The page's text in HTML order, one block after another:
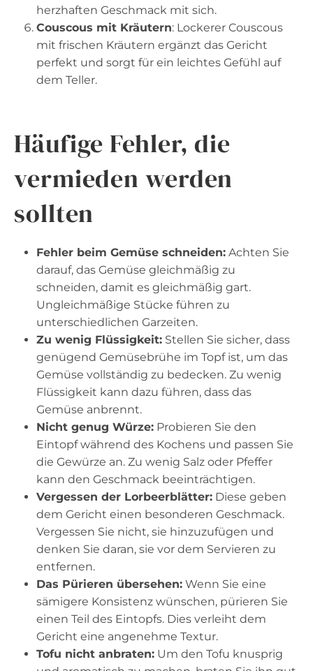
herzhaften Geschmack mit sich.
Couscous mit Kräutern: Lockerer Couscous
mit frischen Kräutern ergänzt das Gericht
perfekt und sorgt für ein leichtes Gefühl auf
dem Teller.
Häufige Fehler, die
vermieden werden
sollten
Fehler beim Gemüse schneiden: Achten Sie
darauf, das Gemüse gleichmäßig zu
schneiden, damit es gleichmäßig gart.
Ungleichmäßige Stücke führen zu
unterschiedlichen Garzeiten.
Zu wenig Flüssigkeit: Stellen Sie sicher, dass
genügend Gemüsebrühe im Topf ist, um das
Gemüse vollständig zu bedecken. Zu wenig
Flüssigkeit kann dazu führen, dass das
Gemüse anbrennt.
Nicht genug Würze: Probieren Sie den
Eintopf während des Kochens und passen Sie
die Gewürze an. Zu wenig Salz oder Pfeffer
kann den Geschmack beeinträchtigen.
Vergessen der Lorbeerblätter: Diese geben
dem Gericht einen besonderen Geschmack.
Vergessen Sie nicht, sie hinzuzufügen und
denken Sie daran, sie vor dem Servieren zu
entfernen.
Das Pürieren übersehen: Wenn Sie eine
sämigere Konsistenz wünschen, pürieren Sie
einen Teil des Eintopfs. Dies verleiht dem
Gericht eine angenehme Textur.
Tofu nicht anbraten: Um den Tofu knusprig